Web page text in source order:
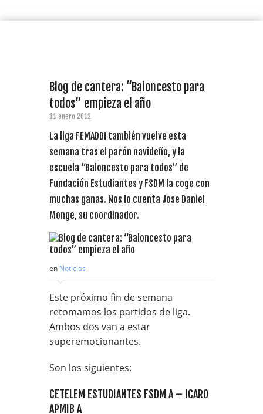
Blog de cantera: “Baloncesto para
todos” empieza el año
11 enero 2012
La liga FEMADDI también vuelve esta
semana tras el parón navideño, y la
escuela “Baloncesto para todos” de
Fundación Estudiantes y FSDM la coge con
muchas ganas. Nos lo cuenta Jose Daniel
Monge, su coordinador.
en Noticias
Este próximo fin de semana
retomamos los partidos de liga.
Ambos dos van a estar
superemocionantes.
Son los siguientes:
CETELEM ESTUDIANTES FSDM A – ICARO
APMIB A